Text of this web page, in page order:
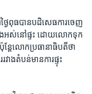
ៃពុធ​បាន​បដិសេធ​ការ​ចេញ​
ាំង​អស់​នៅ​ផ្ទះ ដោយ​លោកទុក​
ន្តែ​លោក​ប្រធានាធិបតី​ថា​
ាង​តំបន់​មាន​ការ​ផ្ទុះ​